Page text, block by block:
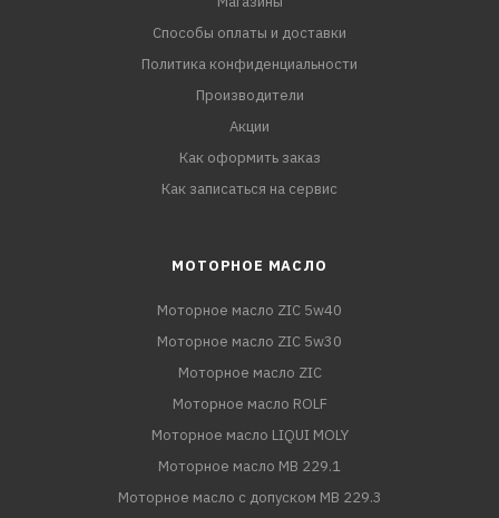
Способы оплаты и доставки
Политика конфиденциальности
Производители
Акции
Как оформить заказ
Как записаться на сервис
МОТОРНОЕ МАСЛО
Моторное масло ZIC 5w40
Моторное масло ZIC 5w30
Моторное масло ZIC
Моторное масло ROLF
Моторное масло LIQUI MOLY
Моторное масло MB 229.1
Моторное масло с допуском MB 229.3